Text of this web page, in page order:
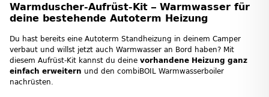
Warmduscher-Aufrüst-Kit – Warmwasser für
deine bestehende Autoterm Heizung
Du hast bereits eine Autoterm Standheizung in deinem Camper
verbaut und willst jetzt auch Warmwasser an Bord haben? Mit
diesem Aufrüst-Kit kannst du deine vorhandene Heizung ganz
einfach erweitern und den combiBOIL Warmwasserboiler
nachrüsten.